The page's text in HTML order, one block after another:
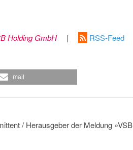
Holding GmbH |
RSS-Feed
mail
/ Herausgeber der Meldung »VSB